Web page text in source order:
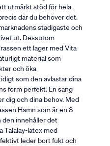
utmärkt stöd för hela
där du behöver det.
stadigaste och
ut. Dessutom
ett lager med Vita
material som
och öka
som den avlastar dina
form perfekt. En säng
dig och dina behov. Med
Hamn som är en 8
den innehåller det
Talalay-latex med
leder bort fukt och